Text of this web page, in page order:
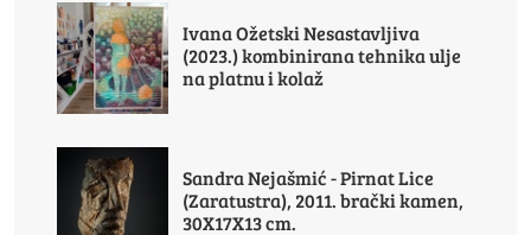
Ivana Ožetski Nesastavljiva
(2023.) kombinirana tehnika ulje
na platnu i kolaž
Sandra Nejašmić - Pirnat Lice
(Zaratustra), 2011. brački kamen,
30X17X13 cm.